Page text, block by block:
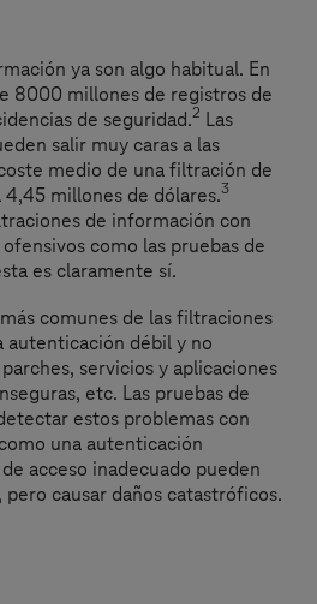
ya son algo habitual. En
8000 millones de registros de
de seguridad.2 Las
salir muy caras a las
medio de una filtración de
millones de dólares.3
de información con
como las pruebas de
es claramente sí.
comunes de las filtraciones
autenticación débil y no
servicios y aplicaciones
etc. Las pruebas de
estos problemas con
una autenticación
acceso inadecuado pueden
causar daños catastróficos.